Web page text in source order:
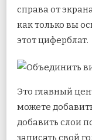
справа от
как только вы
этот циферблат.
Это главный
можете
добавить слои
записать свой